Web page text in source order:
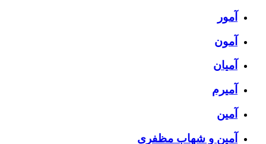
آمور
آمون
آمیان
آمیرم
آمین
آمین و شهاب مظفری